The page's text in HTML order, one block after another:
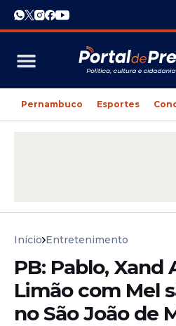
Pernambuco Esportes
Início Entretenimento
PB: Pablo, Xand
Limão com Mel
no São João de